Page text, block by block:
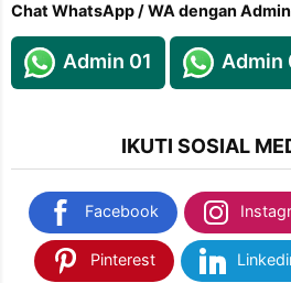
Chat WhatsApp / WA dengan Admin
Admin 01 Admin
IKUTI SOSIAL
Facebook
Pinterest